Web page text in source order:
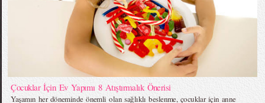
Çocuklar İçin Ev Yapımı 8 Atıştırmalık Önerisi
Yaşamın her döneminde önemli olan sağlıklı beslenme, çocuklar için anne